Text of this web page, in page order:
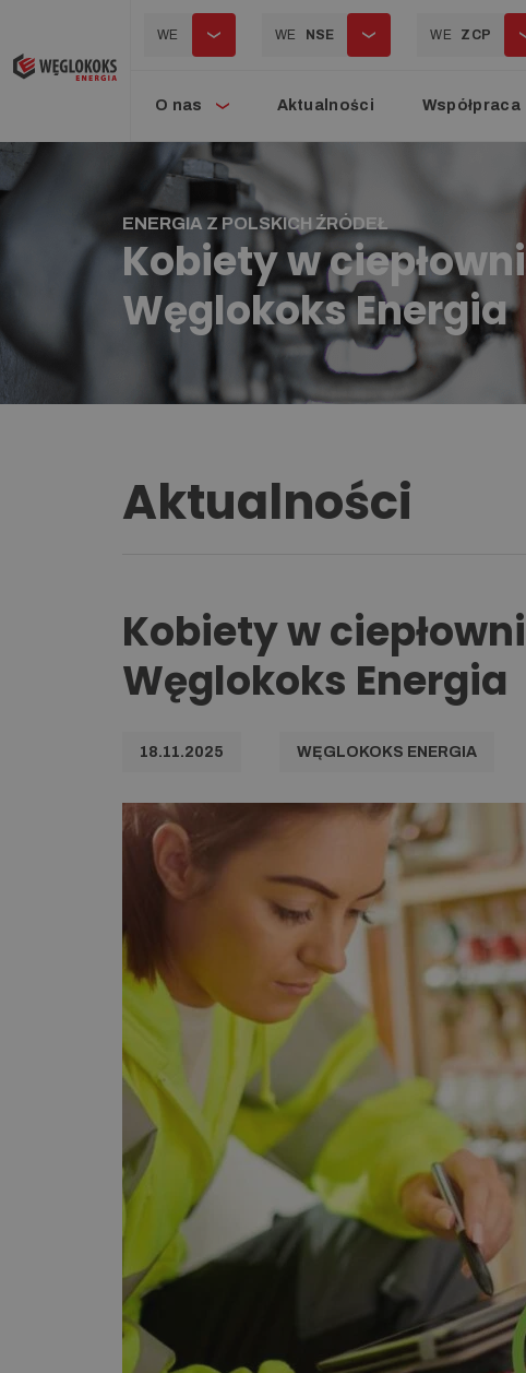
WE WE NSE WE ZCP
O nas Aktualności Współpraca
ENERGIA Z POLSKICH ŹRÓDEŁ
Kobiety w
Węglokoks Energia
Aktualności
Kobiety w
Węglokoks Energia
18.11.2025 WĘGLOKOKS ENERGIA